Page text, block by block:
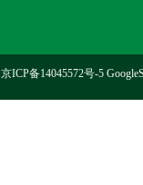
京ICP备14045572号-5